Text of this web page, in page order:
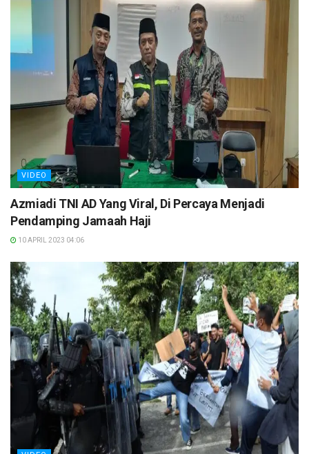
VIDEO
Azmiadi TNI AD Yang Viral, Di Percaya Menjadi
Pendamping Jamaah Haji
10 APRIL 2023 04:06